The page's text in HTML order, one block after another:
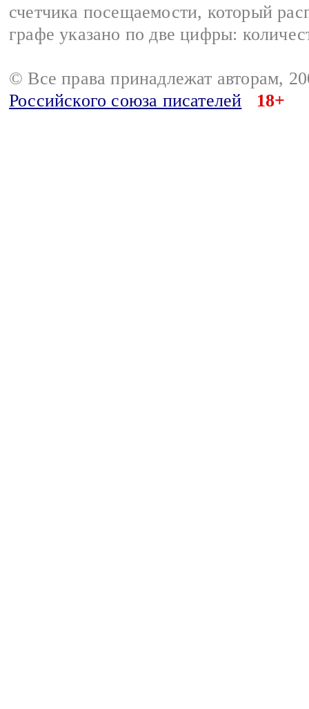
счетчика посещаемости, который
графе указано по две цифры:
© Все права принадлежат авторам,
Российского союза писателей
18+